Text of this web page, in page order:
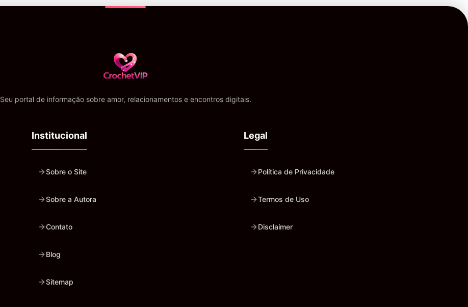
Seu portal de informação sobre amor, relacionamentos e encontros digitais.
Institucional
Sobre o Site
Sobre a Autora
Contato
Blog
Sitemap
Legal
Política de Privacidade
Termos de Uso
Disclaimer